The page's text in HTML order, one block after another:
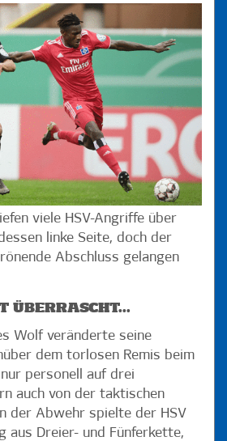
viele HSV-Angriffe über
linke Seite, doch der
Abschluss gelangen
ÜBERRASCHT...
Wolf veränderte seine
dem torlosen Remis beim
personell auf drei
auch von der taktischen
der Abwehr spielte der HSV
aus Dreier- und Fünferkette,